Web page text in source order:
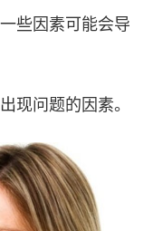
些因素可能会导
现问题的因素。